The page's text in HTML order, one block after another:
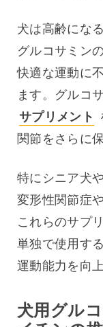
犬は高齢にな
グルコサミン
快適な運動に
ます。グルコ
サプリメント
関節をさらに
特にシニア犬
変形性関節症
これらのサプ
単独で使用す
運動能力を向
犬用グル